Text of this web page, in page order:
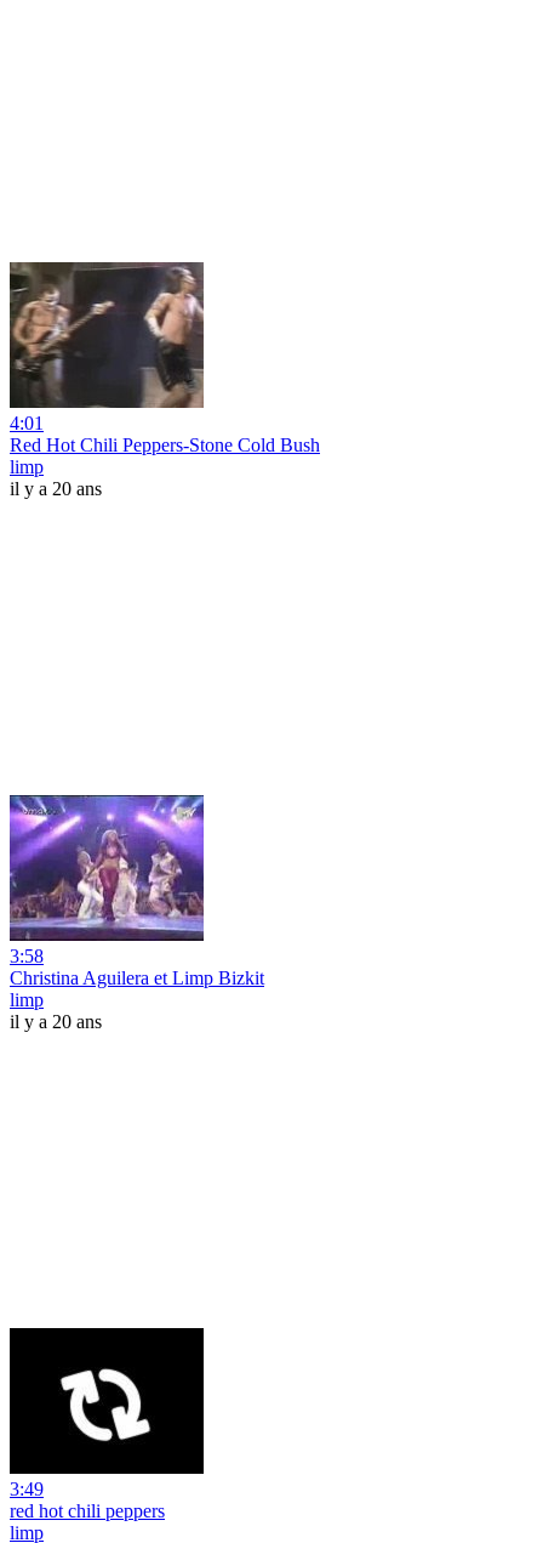
4:01
Red Hot Chili Peppers-Stone Cold Bush
limp
il y a 20 ans
3:58
Christina Aguilera et Limp Bizkit
limp
il y a 20 ans
3:49
red hot chili peppers
limp